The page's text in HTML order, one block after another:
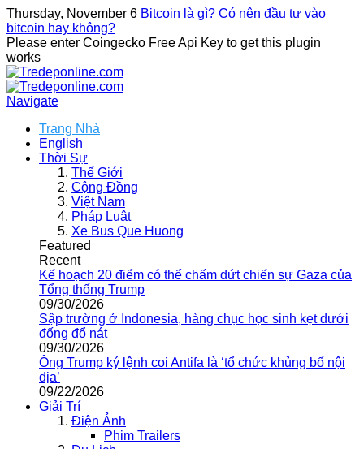
Thursday, November 6 Bitcoin là gì? Có nên đầu tư vào
bitcoin hay không?
Please enter Coingecko Free Api Key to get this plugin
works
Navigate
Trang Nhà
English
Thời Sự
Thế Giới
Cộng Đồng
Việt Nam
Pháp Luật
Xe Bus Que Huong
Featured
Recent
Kế hoạch 20 điểm có thể chấm dứt chiến sự Gaza của
Tổng thống Trump
09/30/2026
Sập trường ở Indonesia, hàng chục học sinh kẹt dưới
đống đổ nát
09/30/2026
Ông Trump ký lệnh coi Antifa là ‘tổ chức khủng bố nội
địa’
09/22/2026
Giải Trí
Điện Ảnh
Phim Trailers